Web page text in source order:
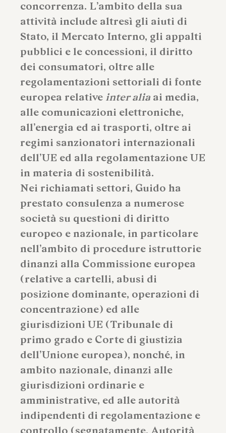
concorrenza. L’ambito della sua
attività include altresì gli aiuti di
Stato, il Mercato Interno, gli appalti
pubblici e le concessioni, il diritto
dei consumatori, oltre alle
regolamentazioni settoriali di fonte
europea relative inter alia ai media,
alle comunicazioni elettroniche,
all’energia ed ai trasporti, oltre ai
regimi sanzionatori internazionali
dell’UE ed alla regolamentazione UE
in materia di sostenibilità.
Nei richiamati settori, Guido ha
prestato consulenza a numerose
società su questioni di diritto
europeo e nazionale, in particolare
nell’ambito di procedure istruttorie
dinanzi alla Commissione europea
(relative a cartelli, abusi di
posizione dominante, operazioni di
concentrazione) ed alle
giurisdizioni UE (Tribunale di
primo grado e Corte di giustizia
dell’Unione europea), nonché, in
ambito nazionale, dinanzi alle
giurisdizioni ordinarie e
amministrative, ed alle autorità
indipendenti di regolamentazione e
controllo (segnatamente, Autorità